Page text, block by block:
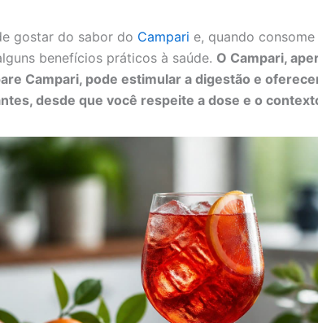
gostar do sabor do Campari e, quando
benefícios práticos à saúde. O Campari,
Campari, pode estimular a digestão e
desde que você respeite a dose e o